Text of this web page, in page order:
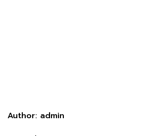
Author: admin